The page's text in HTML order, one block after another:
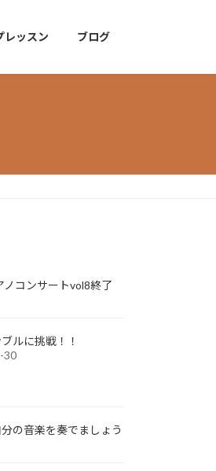
レッスン ブログ
ノコンサートvol8終了
ルに挑戦！！
30
の音楽を奏でましょう